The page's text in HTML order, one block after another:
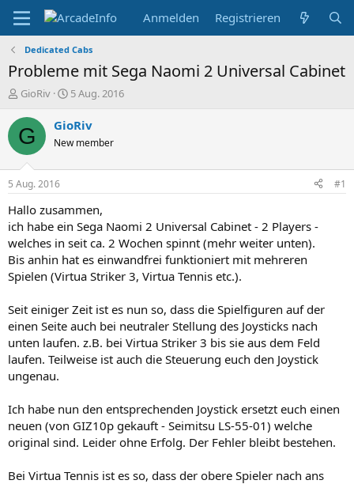
Anmelden Registrieren
Dedicated Cabs
Probleme mit Sega Naomi 2 Universal Cabinet
E
s
t
e
r
GioRiv
E
s
e
t
a
m
5 Aug. 2016
G GioRiv
New member
5 Aug. 2016 #1
Hallo zusammen,
ich habe ein Sega Naomi 2 Universal Cabinet - 2 Players -
welches in seit ca. 2 Wochen spinnt (mehr weiter unten).
Bis anhin hat es einwandfrei funktioniert mit mehreren
Spielen (Virtua Striker 3, Virtua Tennis etc.).
Seit einiger Zeit ist es nun so, dass die Spielfiguren auf der
einen Seite auch bei neutraler Stellung des Joysticks nach
unten laufen. z.B. bei Virtua Striker 3 bis sie aus dem Feld
laufen. Teilweise ist auch die Steuerung euch den Joystick
ungenau.
Ich habe nun den entsprechenden Joystick ersetzt euch einen
neuen (von GIZ10p gekauft - Seimitsu LS-55-01) welche
original sind. Leider ohne Erfolg. Der Fehler bleibt bestehen.
Bei Virtua Tennis ist es so, dass der obere Spieler nach ans